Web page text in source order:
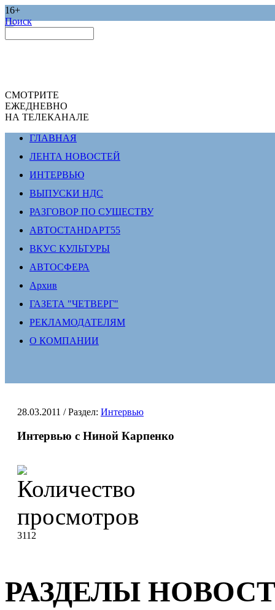
16+
Поиск
СМОТРИТЕ
ЕЖЕДНЕВНО
НА ТЕЛЕКАНАЛЕ
ГЛАВНАЯ
ЛЕНТА НОВОСТЕЙ
ИНТЕРВЬЮ
ВЫПУСКИ НДС
РАЗГОВОР ПО СУЩЕСТВУ
АВТОСТАНDАРТ55
ВКУС КУЛЬТУРЫ
АВТОСФЕРА
Архив
ГАЗЕТА "ЧЕТВЕРГ"
РЕКЛАМОДАТЕЛЯМ
О КОМПАНИИ
28.03.2011 / Раздел: Интервью
Интервью с Ниной Карпенко
3112
РАЗДЕЛЫ